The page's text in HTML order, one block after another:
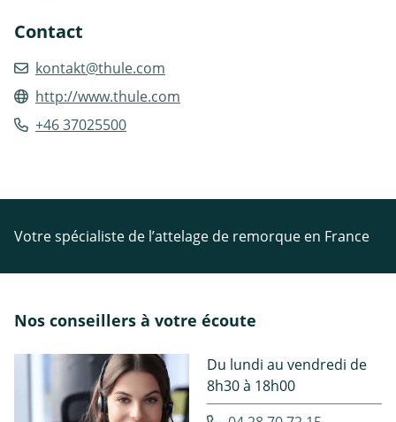
Contact
kontakt@thule.com
http://www.thule.com
+46 37025500
Votre spécialiste de l’attelage de remorque en France
Nos conseillers à votre écoute
Du lundi au vendredi de
8h30 à 18h00